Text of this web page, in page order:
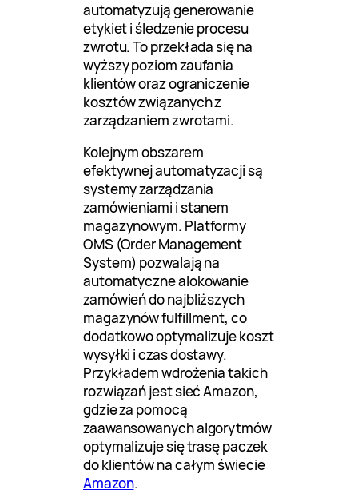
automatyzują generowanie
etykiet i śledzenie procesu
zwrotu. To przekłada się na
wyższy poziom zaufania
klientów oraz ograniczenie
kosztów związanych z
zarządzaniem zwrotami.
Kolejnym obszarem
efektywnej automatyzacji są
systemy zarządzania
zamówieniami i stanem
magazynowym. Platformy
OMS (Order Management
System) pozwalają na
automatyczne alokowanie
zamówień do najbliższych
magazynów fulfillment, co
dodatkowo optymalizuje koszt
wysyłki i czas dostawy.
Przykładem wdrożenia takich
rozwiązań jest sieć Amazon,
gdzie za pomocą
zaawansowanych algorytmów
optymalizuje się trasę paczek
do klientów na całym świecie
Amazon.